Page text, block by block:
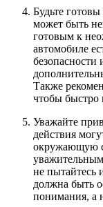
Будьте
может быть
готовым к
автомобиле
безопасности
Также
чтобы быстро
Уважайте
действия
окружающую
не пытайтесь
должна быть
понимания, а